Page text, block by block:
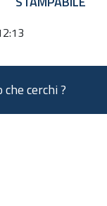
cerchi ?